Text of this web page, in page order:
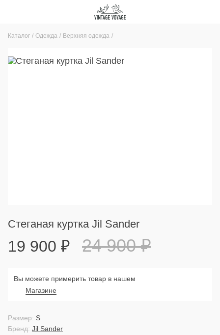
Каталог Одежда Верхняя одежда
Стеганая куртка Jil Sander
19 900 ₽ 24 900₽
Вы можете примерить товар в нашем
Магазине
Бренд: Jil Sander
Размер: S